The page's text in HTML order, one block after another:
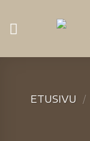
ETUSIVU /